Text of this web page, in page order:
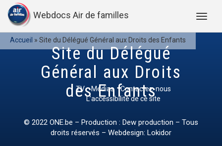
Webdocs Air de familles
Accueil » Site du Délégué Général aux Droits des Enfants
Site du Délégué
Général aux Droits
des Enfants
TV Médias
Contactez-nous
L’accessibilité de ce site
© 2022 ONE.be – Production : Dew production – Tous
droits réservés – Webdesign: Lokidor